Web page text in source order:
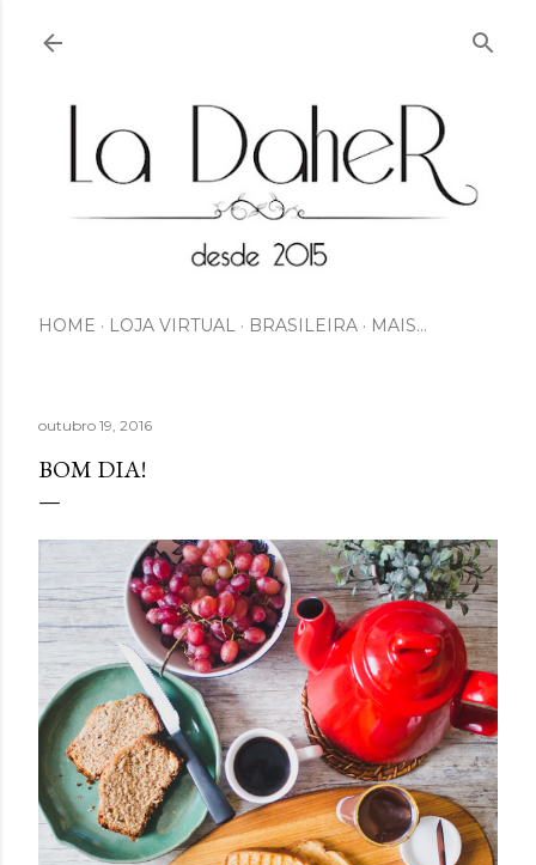
HOME LOJA VIRTUAL BRASILEIRA MAIS…
outubro 19, 2016
BOM DIA!